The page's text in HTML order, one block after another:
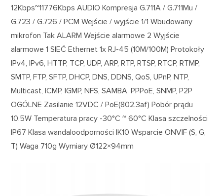
12Kbps~11776Kbps AUDIO Kompresja G.711A / G.711Mu /
G.723 / G.726 / PCM Wejście / wyjście 1/1 Wbudowany
mikrofon Tak ALARM Wejście alarmowe 2 Wyjście
alarmowe 1 SIEĆ Ethernet 1x RJ-45 (10M/100M) Protokoły
IPv4, IPv6, HTTP, TCP, UDP, ARP, RTP, RTSP, RTCP, RTMP,
SMTP, FTP, SFTP, DHCP, DNS, DDNS, QoS, UPnP, NTP,
Multicast, ICMP, IGMP, NFS, SAMBA, PPPoE, SNMP, P2P
OGÓLNE Zasilanie 12VDC / PoE(802.3af) Pobór prądu
10.5W Temperatura pracy -30°C ~ 60°C Klasa szczelności
IP67 Klasa wandaloodporności IK10 Wsparcie ONVIF (S, G,
T) Waga 710g Wymiary Ø122×94mm